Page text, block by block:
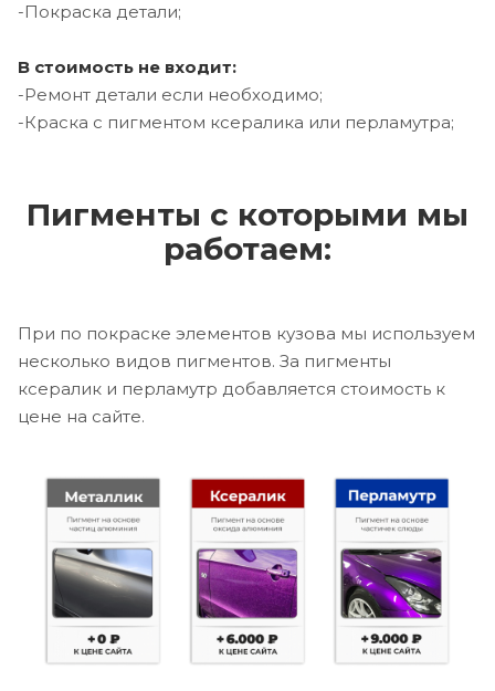
-Покраска детали;
В стоимость не входит:
-Ремонт детали если необходимо;
-Краска с пигментом ксералика или перламутра;
Пигменты с которыми мы
работаем:
При по покраске элементов кузова мы используем
несколько видов пигментов. За пигменты
ксералик и перламутр добавляется стоимость к
цене на сайте.